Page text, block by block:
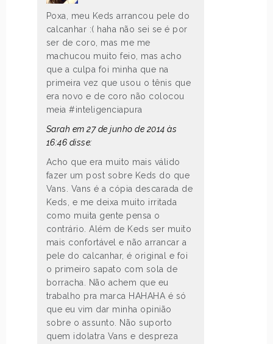
Poxa, meu Keds arrancou pele do
calcanhar :( haha não sei se é por
ser de coro, mas me me
machucou muito feio, mas acho
que a culpa foi minha que na
primeira vez que usou o tênis que
era novo e de coro não colocou
meia #inteligenciapura
Sarah em 27 de junho de 2014 às
16:46 disse:
Acho que era muito mais válido
fazer um post sobre Keds do que
Vans. Vans é a cópia descarada de
Keds, e me deixa muito irritada
como muita gente pensa o
contrário. Além de Keds ser muito
mais confortável e não arrancar a
pele do calcanhar, é original e foi
o primeiro sapato com sola de
borracha. Não achem que eu
trabalho pra marca HAHAHA é só
que eu vim dar minha opinião
sobre o assunto. Não suporto
quem idolatra Vans e despreza